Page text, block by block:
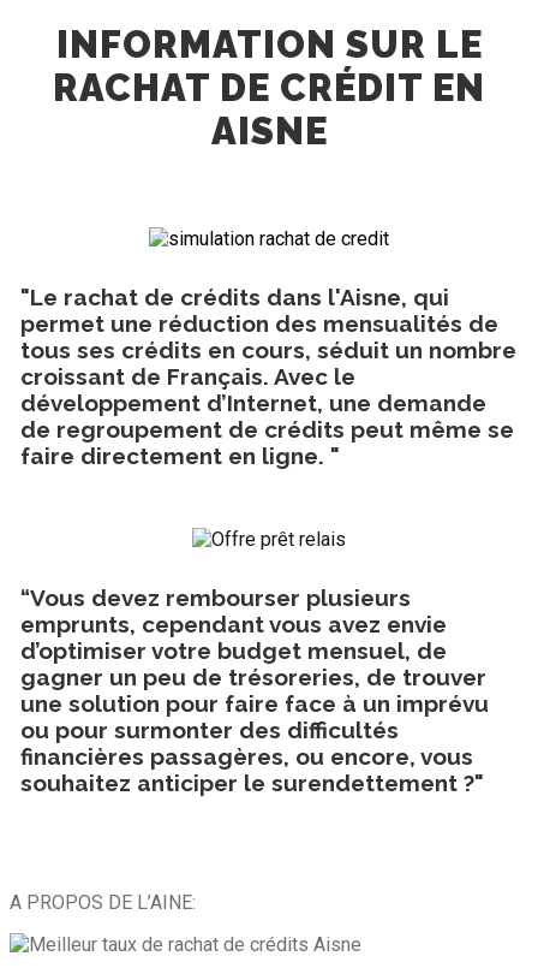
INFORMATION SUR LE
RACHAT DE CRÉDIT EN
AISNE
"Le rachat de crédits dans l'Aisne, qui
permet une réduction des mensualités de
tous ses crédits en cours, séduit un nombre
croissant de Français. Avec le
développement d’Internet, une demande
de regroupement de crédits peut même se
faire directement en ligne. "
“Vous devez rembourser plusieurs
emprunts, cependant vous avez envie
d’optimiser votre budget mensuel, de
gagner un peu de trésoreries, de trouver
une solution pour faire face à un imprévu
ou pour surmonter des difficultés
financières passagères, ou encore, vous
souhaitez anticiper le surendettement ?"
A PROPOS DE L’AINE: